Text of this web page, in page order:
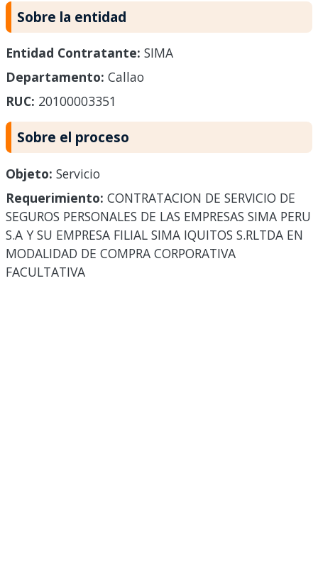
Sobre la entidad
Entidad Contratante: SIMA
Departamento: Callao
RUC: 20100003351
Sobre el proceso
Objeto: Servicio
Requerimiento: CONTRATACION DE SERVICIO DE
SEGUROS PERSONALES DE LAS EMPRESAS SIMA PERU
S.A Y SU EMPRESA FILIAL SIMA IQUITOS S.RLTDA EN
MODALIDAD DE COMPRA CORPORATIVA
FACULTATIVA